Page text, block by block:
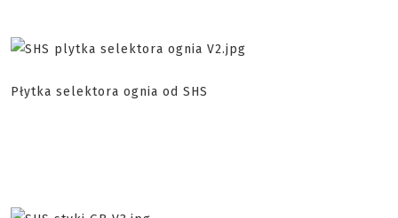
Płytka selektora ognia od SHS